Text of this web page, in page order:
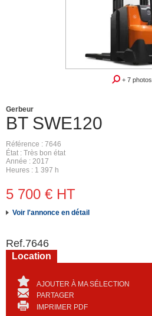
+ 7 photos
BT SWE120
Gerbeur
Référence
7646
État
Très bon état
Année
2017
Heures
1 397 h
5 700 € HT
Voir l'annonce en détail
Ref.7646
Location
AJOUTER À MA SÉLECTION
PARTAGER
IMPRIMER PDF